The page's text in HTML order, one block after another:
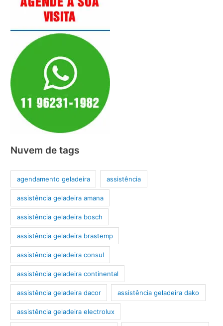
Nuvem de tags
agendamento geladeira assistência
assistência geladeira amana
assistência geladeira bosch
assistência geladeira brastemp
assistência geladeira consul
assistência geladeira continental
assistência geladeira dacor assistência geladeira dako
assistência geladeira electrolux